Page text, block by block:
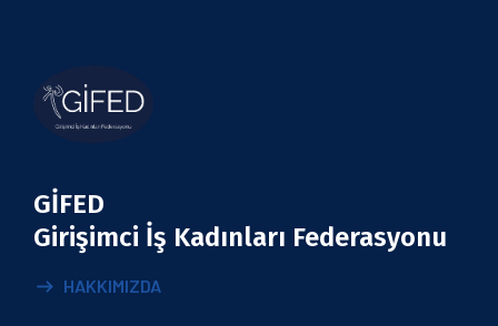
GİFED
Girişimci İş Kadınları Federasyonu
HAKKIMIZDA